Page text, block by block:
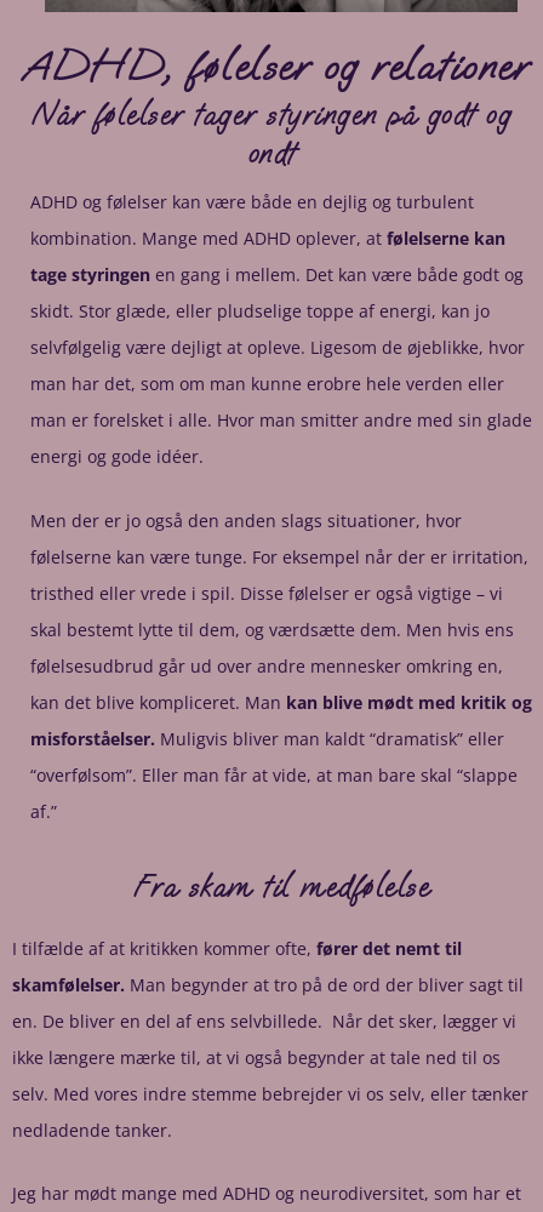
ADHD, følelser og relationer
Når følelser tager styringen på godt og
ondt
ADHD og følelser kan være både en dejlig og turbulent
kombination. Mange med ADHD oplever, at følelserne kan
tage styringen en gang i mellem. Det kan være både godt og
skidt. Stor glæde, eller pludselige toppe af energi, kan jo
selvfølgelig være dejligt at opleve. Ligesom de øjeblikke, hvor
man har det, som om man kunne erobre hele verden eller
man er forelsket i alle. Hvor man smitter andre med sin glade
energi og gode idéer.
Men der er jo også den anden slags situationer, hvor
følelserne kan være tunge. For eksempel når der er irritation,
tristhed eller vrede i spil. Disse følelser er også vigtige – vi
skal bestemt lytte til dem, og værdsætte dem. Men hvis ens
følelsesudbrud går ud over andre mennesker omkring en,
kan det blive kompliceret. Man kan blive mødt med kritik og
misforståelser. Muligvis bliver man kaldt “dramatisk” eller
“overfølsom”. Eller man får at vide, at man bare skal “slappe
af.”
Fra skam til medfølelse
I tilfælde af at kritikken kommer ofte, fører det nemt til
skamfølelser. Man begynder at tro på de ord der bliver sagt til
en. De bliver en del af ens selvbillede. Når det sker, lægger vi
ikke længere mærke til, at vi også begynder at tale ned til os
selv. Med vores indre stemme bebrejder vi os selv, eller tænker
nedladende tanker.
Jeg har mødt mange med ADHD og neurodiversitet, som har et